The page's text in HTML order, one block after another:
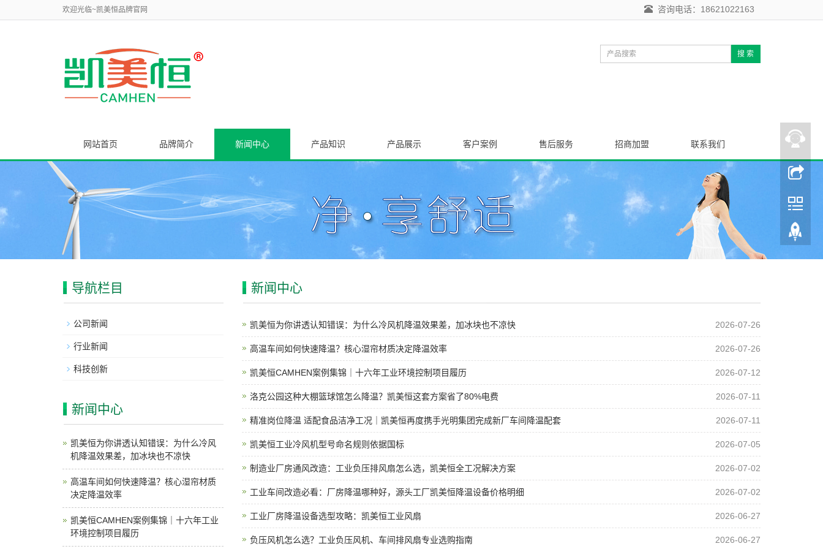
欢迎光临~凯美恒品牌官网 咨询电话：18621022163
搜 索
网站首页 品牌简介 新闻中心 产品知识 产品展示 客户案例 售后服务 招商加盟 联系我们
新闻中心
凯美恒为你讲透认知错误：为什么冷风机降温效果差，加冰块也不凉快 2026-07-26
高温车间如何快速降温？核心湿帘材质决定降温效率 2026-07-26
凯美恒CAMHEN案例集锦｜十六年工业环境控制项目履历 2026-07-12
洛克公园这种大棚篮球馆怎么降温？凯美恒这套方案省了80%电费 2026-07-11
精准岗位降温 适配食品洁净工况｜凯美恒再度携手光明集团完成新厂车间降温配套 2026-07-11
凯美恒工业冷风机型号命名规则依据国标 2026-07-05
制造业厂房通风改造：工业负压排风扇怎么选，凯美恒全工况解决方案 2026-07-02
工业车间改造必看：厂房降温哪种好，源头工厂凯美恒降温设备价格明细 2026-07-02
工业厂房降温设备选型攻略：凯美恒工业风扇 2026-06-27
负压风机怎么选？工业负压风机、车间排风扇专业选购指南 2026-06-27
导航栏目
公司新闻
行业新闻
科技创新
新闻中心
凯美恒为你讲透认知错误：为什么冷风
机降温效果差，加冰块也不凉快
高温车间如何快速降温？核心湿帘材质
决定降温效率
凯美恒CAMHEN案例集锦｜十六年工业
环境控制项目履历